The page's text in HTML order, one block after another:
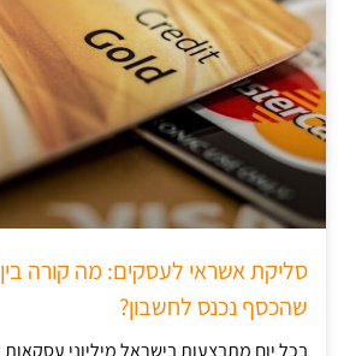
סליקת אשראי לעסקים: מה קורה
שהכסף נכנס לחשבון?